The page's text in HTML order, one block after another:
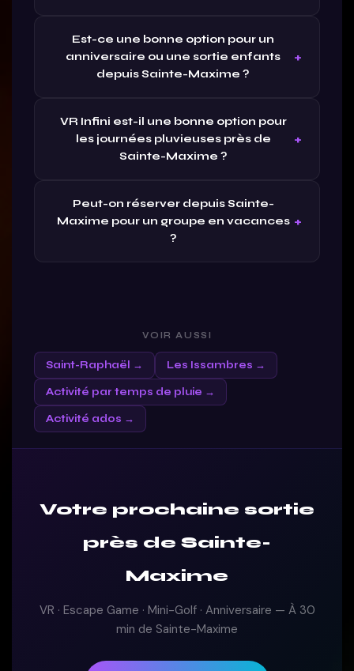
Est-ce une bonne option pour un
anniversaire ou une sortie enfants
depuis Sainte-Maxime ?
VR Infini est-il une bonne option pour
les journées pluvieuses près de
Sainte-Maxime ?
Peut-on réserver depuis Sainte-
Maxime pour un groupe en vacances
?
VOIR AUSSI
Saint-Raphaël → Les Issambres →
Activité par temps de pluie →
Activité ados →
Votre prochaine sortie
près de Sainte-
Maxime
VR · Escape Game · Mini-Golf · Anniversaire — À 30
min de Sainte-Maxime